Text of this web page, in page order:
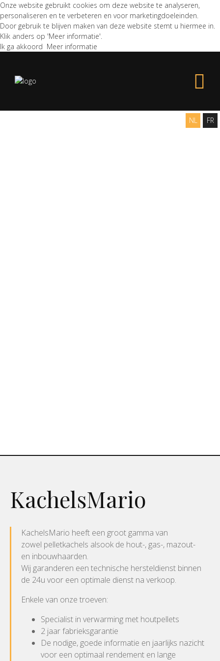
Onze website gebruikt cookies om deze website te analyseren,
personaliseren en te verbeteren en voor marketingdoeleinden.
Door gebruik te blijven maken van deze website stemt u hiermee in.
Klik anders op 'Meer informatie'.
Ik ga akkoord Meer informatie
NL FR
KachelsMario
KachelsMario heeft een groot gamma van
zowel pelletkachels alsook de hout-, gas-, mazout-
en inbouwhaarden.
Wij garanderen een technische hersteldienst binnen
de 24u voor een optimale dienst na verkoop.
Enkele van onze troeven:
Specialist in verwarming met houtpellets
2 jaar fabrieksgarantie
De nodige, goede informatie en jaarlijks nazicht
voor een optimaal rendement en lange